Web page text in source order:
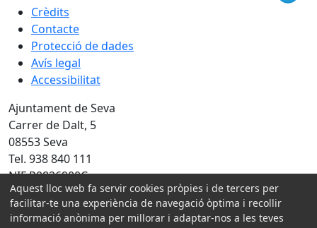
Crèdits
Contacte
Protecció de dades
Avís legal
Accessibilitat
Ajuntament de Seva
Carrer de Dalt, 5
08553 Seva
Tel. 938 840 111
NIF P0826900C
Amb la col·laboració de:
Aquest lloc web fa servir cookies pròpies i de tercers per
facilitar-te una experiència de navegació òptima i recollir
informació anònima per millorar i adaptar-nos a les teves